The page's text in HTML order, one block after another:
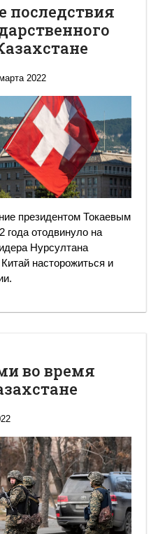
последствия
2022
президентом Токаевым
года отодвинуло на
Нурсултана
насторожиться и
во время